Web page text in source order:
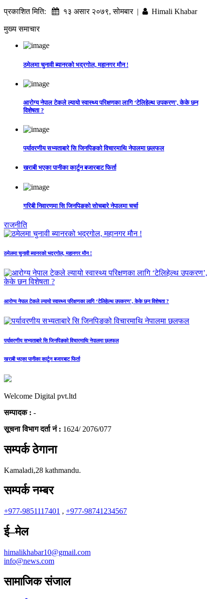
प्रकाशित मिति:
१३ असार २०७९, सोमबार | Himali Khabar
मुख्य समाचार
ठमेलमा चुनावी ब्यानरको भद्रगोल, महानगर मौन !
आरोग्य नेपाल टेकले ल्यायो स्वास्थ्य परिक्षणका लागि ‘टेलिहेल्थ उपकरण’, केके छन
विशेषता ?
पर्यावरणीय सभ्यताबारे सि जिनपिङको विचारमाथि नेपालमा छलफल
खराबी भएका पानीका कार्टुन बजारबाट फिर्ता
गरिबी निवारणमा सि जिनपिङको सोचबारे नेपालमा चर्चा
राजनीति
ठमेलमा चुनावी ब्यानरको भद्रगोल, महानगर मौन !
आरोग्य नेपाल टेकले ल्यायो स्वास्थ्य परिक्षणका लागि ‘टेलिहेल्थ उपकरण’, केके छन विशेषता ?
पर्यावरणीय सभ्यताबारे सि जिनपिङको विचारमाथि नेपालमा छलफल
खराबी भएका पानीका कार्टुन बजारबाट फिर्ता
Welcome Digital pvt.ltd
सम्पादक : -
सूचना विभाग दर्ता नं : 1624/ 2076/077
सम्पर्क ठेगाना
Kamaladi,28 kathmandu.
सम्पर्क नम्बर
+977-9851117401 , +977-98741234567
ई–मेल
himalikhabar10@gmail.com
info@news.com
सामाजिक संजाल